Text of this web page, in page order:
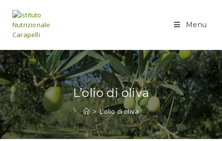
Menu
L’olio di oliva
> L’olio di oliva